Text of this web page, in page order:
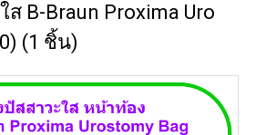
ส B-Braun Proxima Uro
(1 ชิ้น)